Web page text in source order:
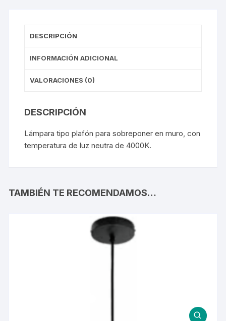
DESCRIPCIÓN
INFORMACIÓN ADICIONAL
VALORACIONES (0)
DESCRIPCIÓN
Lámpara tipo plafón para sobreponer en muro, con
temperatura de luz neutra de 4000K.
TAMBIÉN TE RECOMENDAMOS…